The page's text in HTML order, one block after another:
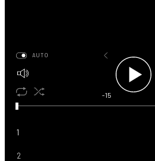
-15
AUTO
1
2